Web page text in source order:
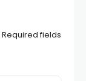
Required fields